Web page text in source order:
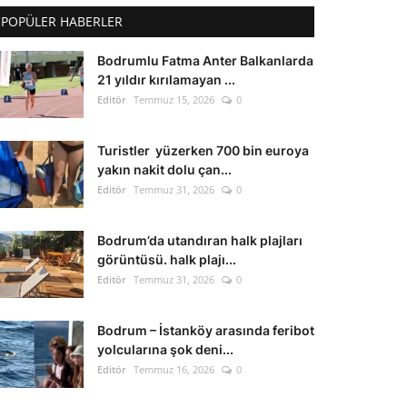
POPÜLER HABERLER
Bodrumlu Fatma Anter Balkanlarda
21 yıldır kırılamayan ...
Editör Temmuz 15, 2026 0
Turistler yüzerken 700 bin euroya
yakın nakit dolu çan...
Editör Temmuz 31, 2026 0
Bodrum’da utandıran halk plajları
görüntüsü. halk plajı...
Editör Temmuz 31, 2026 0
Bodrum – İstanköy arasında feribot
yolcularına şok deni...
Editör Temmuz 16, 2026 0